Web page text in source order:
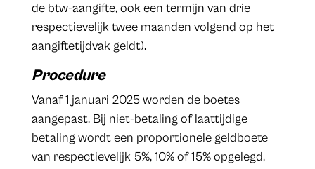
de btw-aangifte, ook een termijn van drie
respectievelijk twee maanden volgend op het
aangiftetijdvak geldt).
Procedure
Vanaf 1 januari 2025 worden de boetes
aangepast. Bij niet-betaling of laattijdige
betaling wordt een proportionele geldboete
van respectievelijk 5%, 10% of 15% opgelegd,